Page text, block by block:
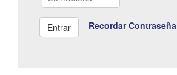
Recordar Contraseña